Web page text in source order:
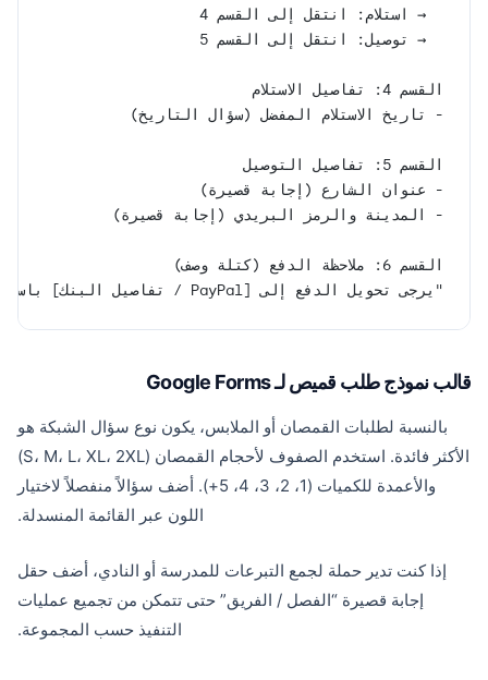
  → استلام: انتقل إلى القسم 4
  → توصيل: انتقل إلى القسم 5
القسم 4: تفاصيل الاستلام
- تاريخ الاستلام المفضل (سؤال التاريخ)
القسم 5: تفاصيل التوصيل
- عنوان الشارع (إجابة قصيرة)
- المدينة والرمز البريدي (إجابة قصيرة)
القسم 6: ملاحظة الدفع (كتلة وصف)
"يرجى تحويل الدفع إلى [PayPal / تفاصيل البنك] باستخدام اسمك كمرجع."
قالب نموذج طلب قميص لـ Google Forms
بالنسبة لطلبات القمصان أو الملابس، يكون نوع سؤال الشبكة هو
الأكثر فائدة. استخدم الصفوف لأحجام القمصان (S، M، L، XL، 2XL)
والأعمدة للكميات (1، 2، 3، 4، 5+). أضف سؤالاً منفصلاً لاختيار
اللون عبر القائمة المنسدلة.
إذا كنت تدير حملة لجمع التبرعات للمدرسة أو النادي، أضف حقل
إجابة قصيرة “الفصل / الفريق” حتى تتمكن من تجميع عمليات
التنفيذ حسب المجموعة.